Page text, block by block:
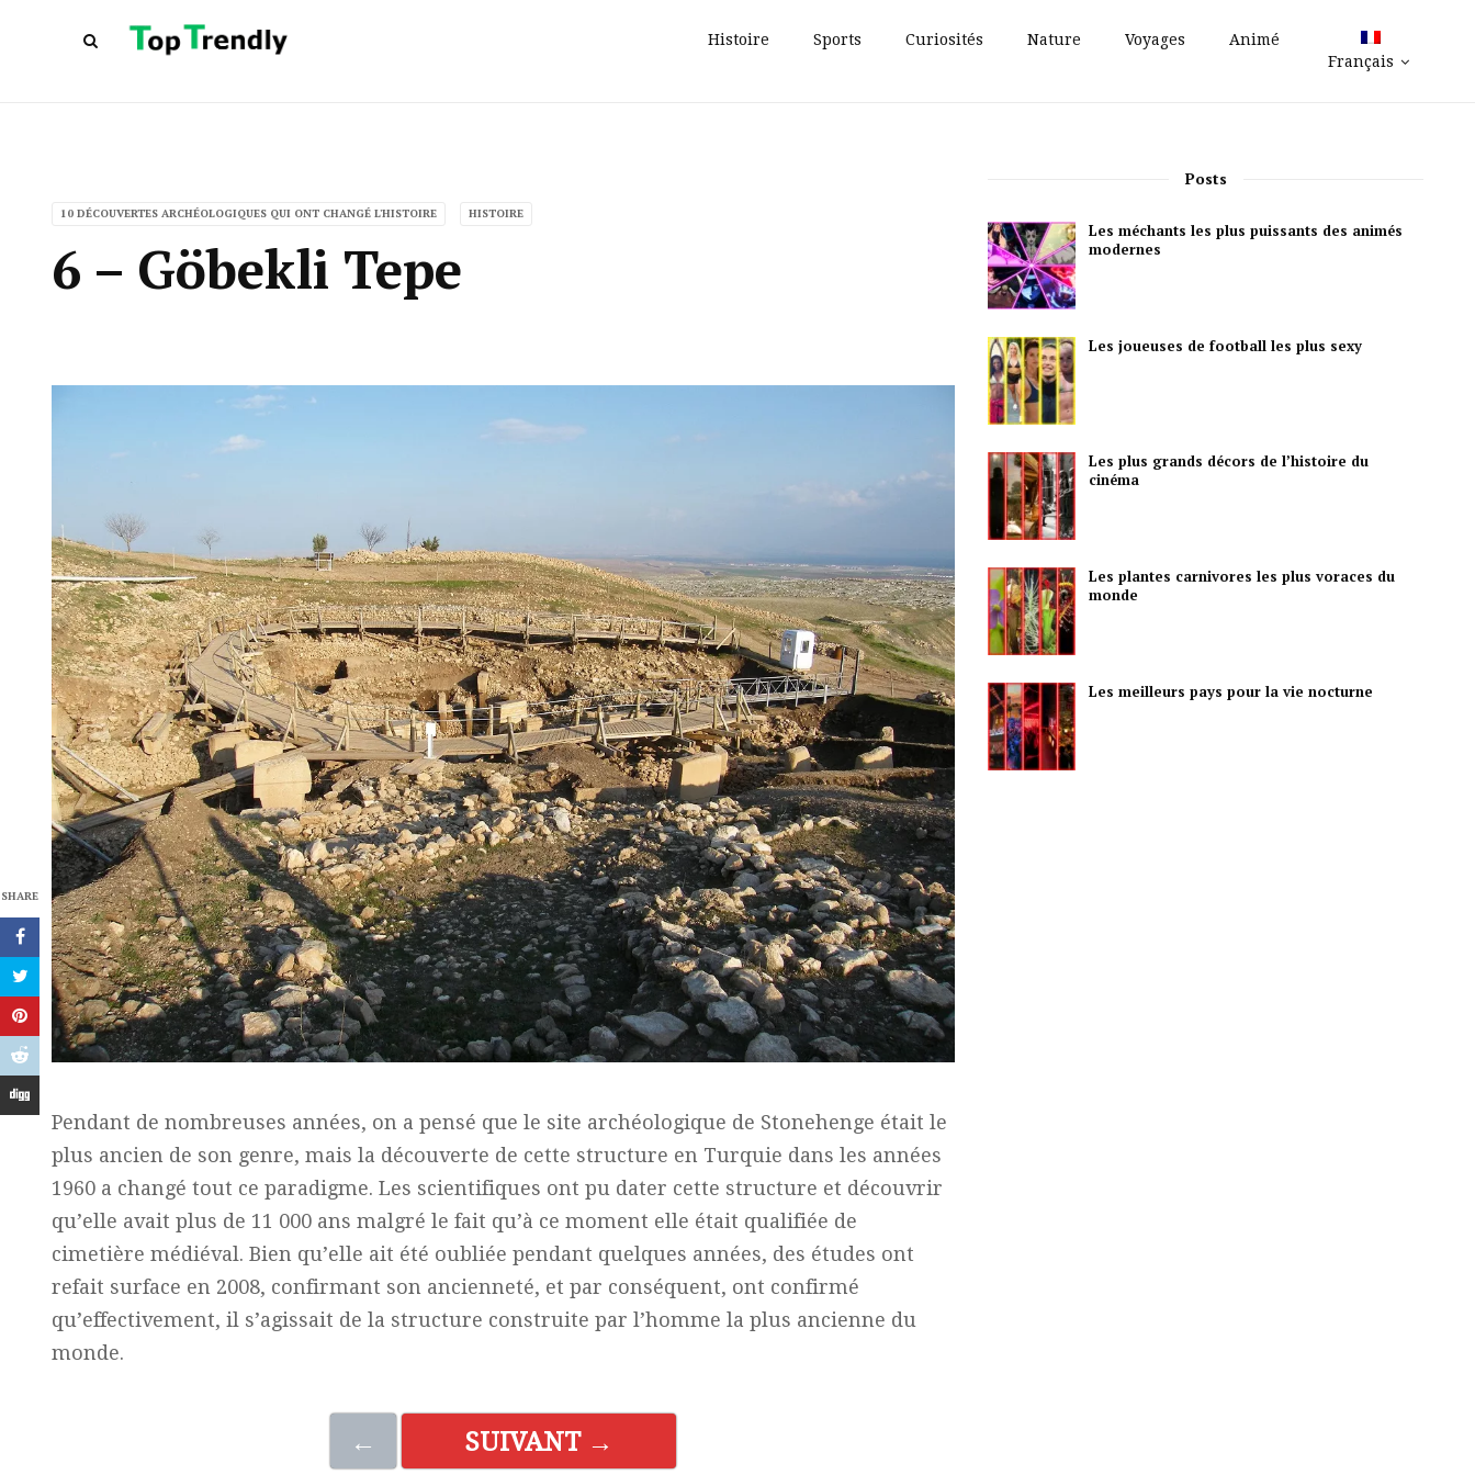
Histoire Sports Curiosités Nature Voyages
Animé
Français
10 DÉCOUVERTES ARCHÉOLOGIQUES QUI ONT CHANGÉ L'HISTOIRE HISTOIRE
6 – Göbekli Tepe
SHARE
Pendant de nombreuses années, on a pensé que le site archéologique de Stonehenge était le
plus ancien de son genre, mais la découverte de cette structure en Turquie dans les années
1960 a changé tout ce paradigme. Les scientifiques ont pu dater cette structure et découvrir
qu’elle avait plus de 11 000 ans malgré le fait qu’à ce moment elle était qualifiée de
cimetière médiéval. Bien qu’elle ait été oubliée pendant quelques années, des études ont
refait surface en 2008, confirmant son ancienneté, et par conséquent, ont confirmé
qu’effectivement, il s’agissait de la structure construite par l’homme la plus ancienne du
monde.
← SUIVANT →
Posts
Les méchants les plus puissants des animés
modernes
Les joueuses de football les plus sexy
Les plus grands décors de l’histoire du
cinéma
Les plantes carnivores les plus voraces du
monde
Les meilleurs pays pour la vie nocturne